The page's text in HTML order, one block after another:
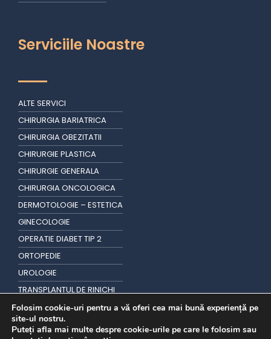
Serviciile Noastre
ALTE SERVICI
CHIRURGIA BARIATRICA
CHIRURGIA OBEZITATII
CHIRURGIE PLASTICA
CHIRURGIE GENERALA
CHIRURGIA ONCOLOGICA
DERMOTOLOGIE – ESTETICA
GINECOLOGIE
OPERATIE DIABET TIP 2
ORTOPEDIE
UROLOGIE
TRANSPLANTUL DE RINICHI
TRANSPLANT DE PAR
Folosim cookie-uri pentru a vă oferi cea mai bună experiență pe
site-ul nostru.
Puteți afla mai multe despre cookie-urile pe care le folosim sau